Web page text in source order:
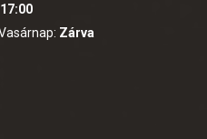
Zárva